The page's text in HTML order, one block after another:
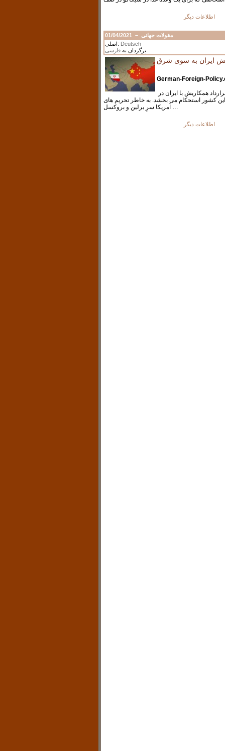
اطلاعات دیگر
01/04/2021 – مقولات جهانی
اصلی: Deutsch
برگردان به فارسی
ایران به سوی شرق
German-Foreign-
این کشور استحکام می بخشد. به خاطر تحریم های
آمریکا سرِ برلین و بروکسل …
اطلاعات دیگر